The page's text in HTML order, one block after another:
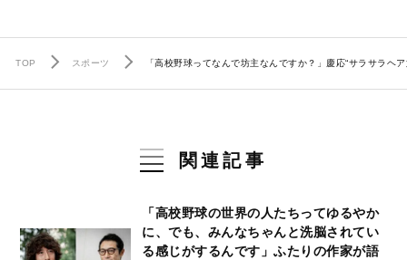
TOP スポーツ 「高校野球ってなんで坊主なんですか？」慶応“サラサラ
関連記事
「高校野球の世界の人たちってゆるやか
に、でも、みんなちゃんと洗脳されてい
る感じがするんです」ふたりの作家が語